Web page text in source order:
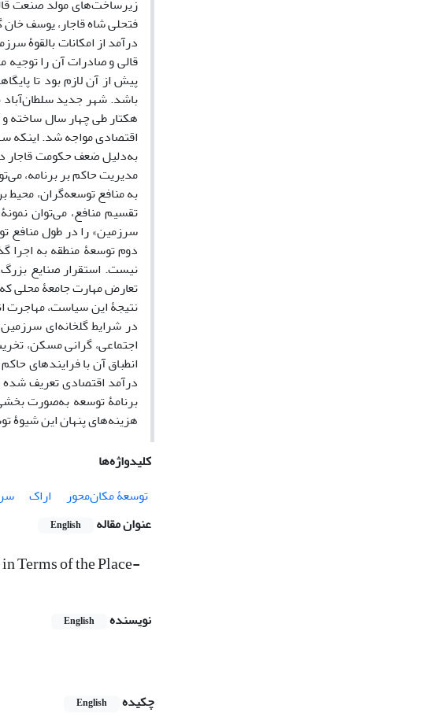
فتحلی شاه قاجار، یوسف
درآمد از امکانات بالقوۀ
پیش از آن لازم بود تا
هکتار طی چهار سال ساخته
اقتصادی مواجه شد. اینکه
به‌دلیل ضعف حکومت قاجار در
مدیریت حاکم بر برنامه،
به منافع توسعه‌گران،
تقسیم منافع، می‌توان
سرزمین» را در طول منافع
دوم توسعۀ منطقه به
نیست. استقرار صنایع
تعارض مهارت جامعۀ محلی
نتیجۀ این سیاست، مهاجرت
در شرایط گلخانه‌ای
اجتماعی، گرانی مسکن،
انطباق آن با فرایندهای
درآمد اقتصادی تعریف
برنامۀ توسعه به‌صورت
هزینه‌های پنهان این شیوۀ
کلیدواژه‌ها
توسعۀ مکان‌محور
اراک
عنوان مقاله
English
Terms of the Place-
نویسنده English
چکیده
English